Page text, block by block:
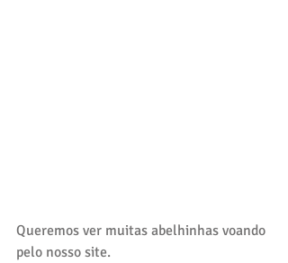
Queremos ver muitas abelhinhas voando
pelo nosso site.